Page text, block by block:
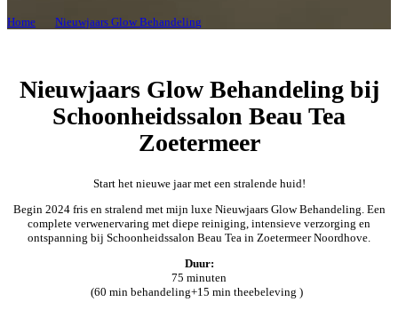
Home Nieuwjaars Glow Behandeling
Nieuwjaars Glow Behandeling bij
Schoonheidssalon Beau Tea
Zoetermeer
Start het nieuwe jaar met een stralende huid!
Begin 2024 fris en stralend met mijn luxe Nieuwjaars Glow Behandeling. Een
complete verwenervaring met diepe reiniging, intensieve verzorging en
ontspanning bij Schoonheidssalon Beau Tea in Zoetermeer Noordhove.
Duur:
75 minuten
(60 min behandeling+15 min theebeleving )